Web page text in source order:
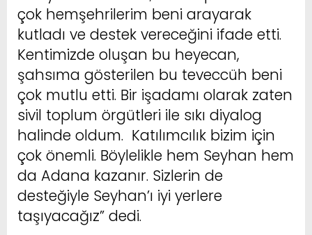
çok hemşehrilerim beni arayarak
kutladı ve destek vereceğini ifade etti.
Kentimizde oluşan bu heyecan,
şahsıma gösterilen bu teveccüh beni
çok mutlu etti. Bir işadamı olarak zaten
sivil toplum örgütleri ile sıkı diyalog
halinde oldum. Katılımcılık bizim için
çok önemli. Böylelikle hem Seyhan hem
da Adana kazanır. Sizlerin de
desteğiyle Seyhan’ı iyi yerlere
taşıyacağız” dedi.